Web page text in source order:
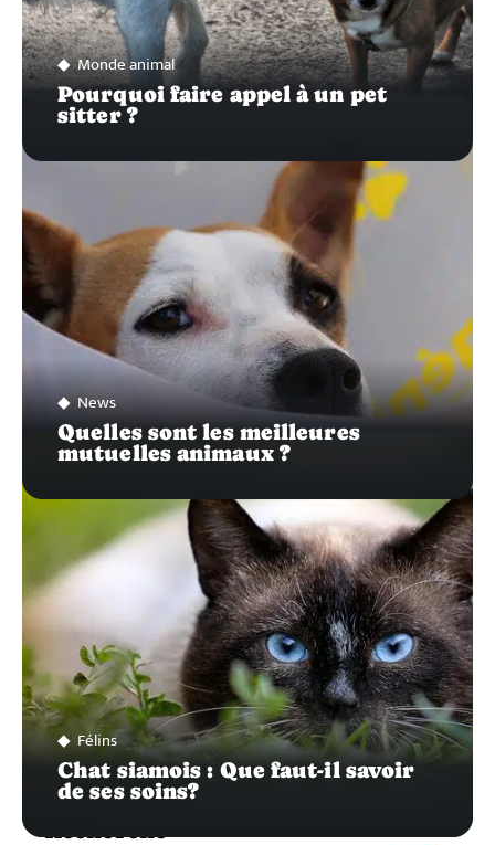
Monde animal
Pourquoi faire appel à un pet
sitter ?
News
Quelles sont les meilleures
mutuelles animaux ?
Félins
Chat siamois : Que faut-il savoir
de ses soins?
Recherche